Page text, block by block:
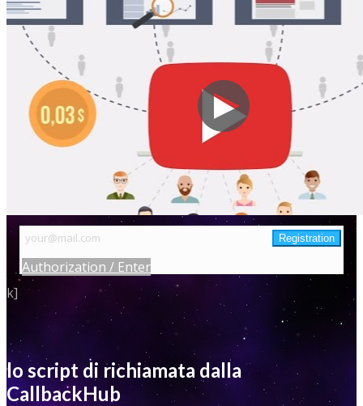
Authorization / Enter
k]
lo script di richiamata dalla
CallbackHub